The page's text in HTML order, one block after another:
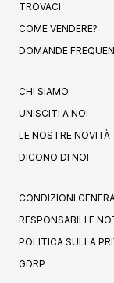
TROVACI
COME VENDERE?
DOMANDE
CHI SIAMO
UNISCITI A NOI
LE NOSTRE NOVITÀ
DICONO DI NOI
CONDIZIONI
RESPONSABILI E
POLITICA SULLA
GDRP